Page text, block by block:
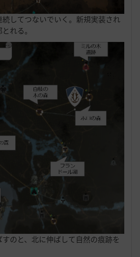
してつないでいく。新規実装され
れる。
のと、北に伸ばして自然の痕跡を